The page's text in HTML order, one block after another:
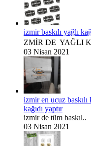
izmir baskılı yağlı
ZMİR DE YAĞLI
03 Nisan 2021
izmir en ucuz baskılı
kağıdı yaptır
izmir de tüm baskıl..
03 Nisan 2021